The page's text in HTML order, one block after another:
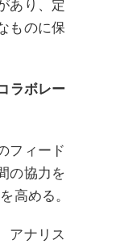
あり、定
ものに保
ラボレー
フィード
の協力を
高める。
アナリス